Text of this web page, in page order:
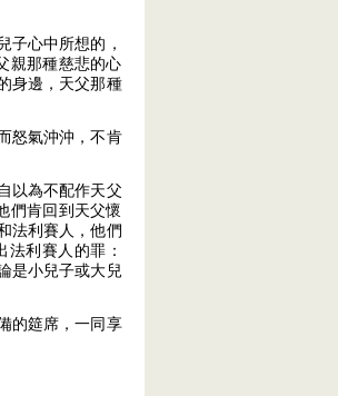
子心中所想的，
親那種慈悲的心
身邊，天父那種
怒氣沖沖，不肯
以為不配作天父
們肯回到天父懷
法利賽人，他們
利賽人的罪：
是小兒子或大兒
的筵席，一同享